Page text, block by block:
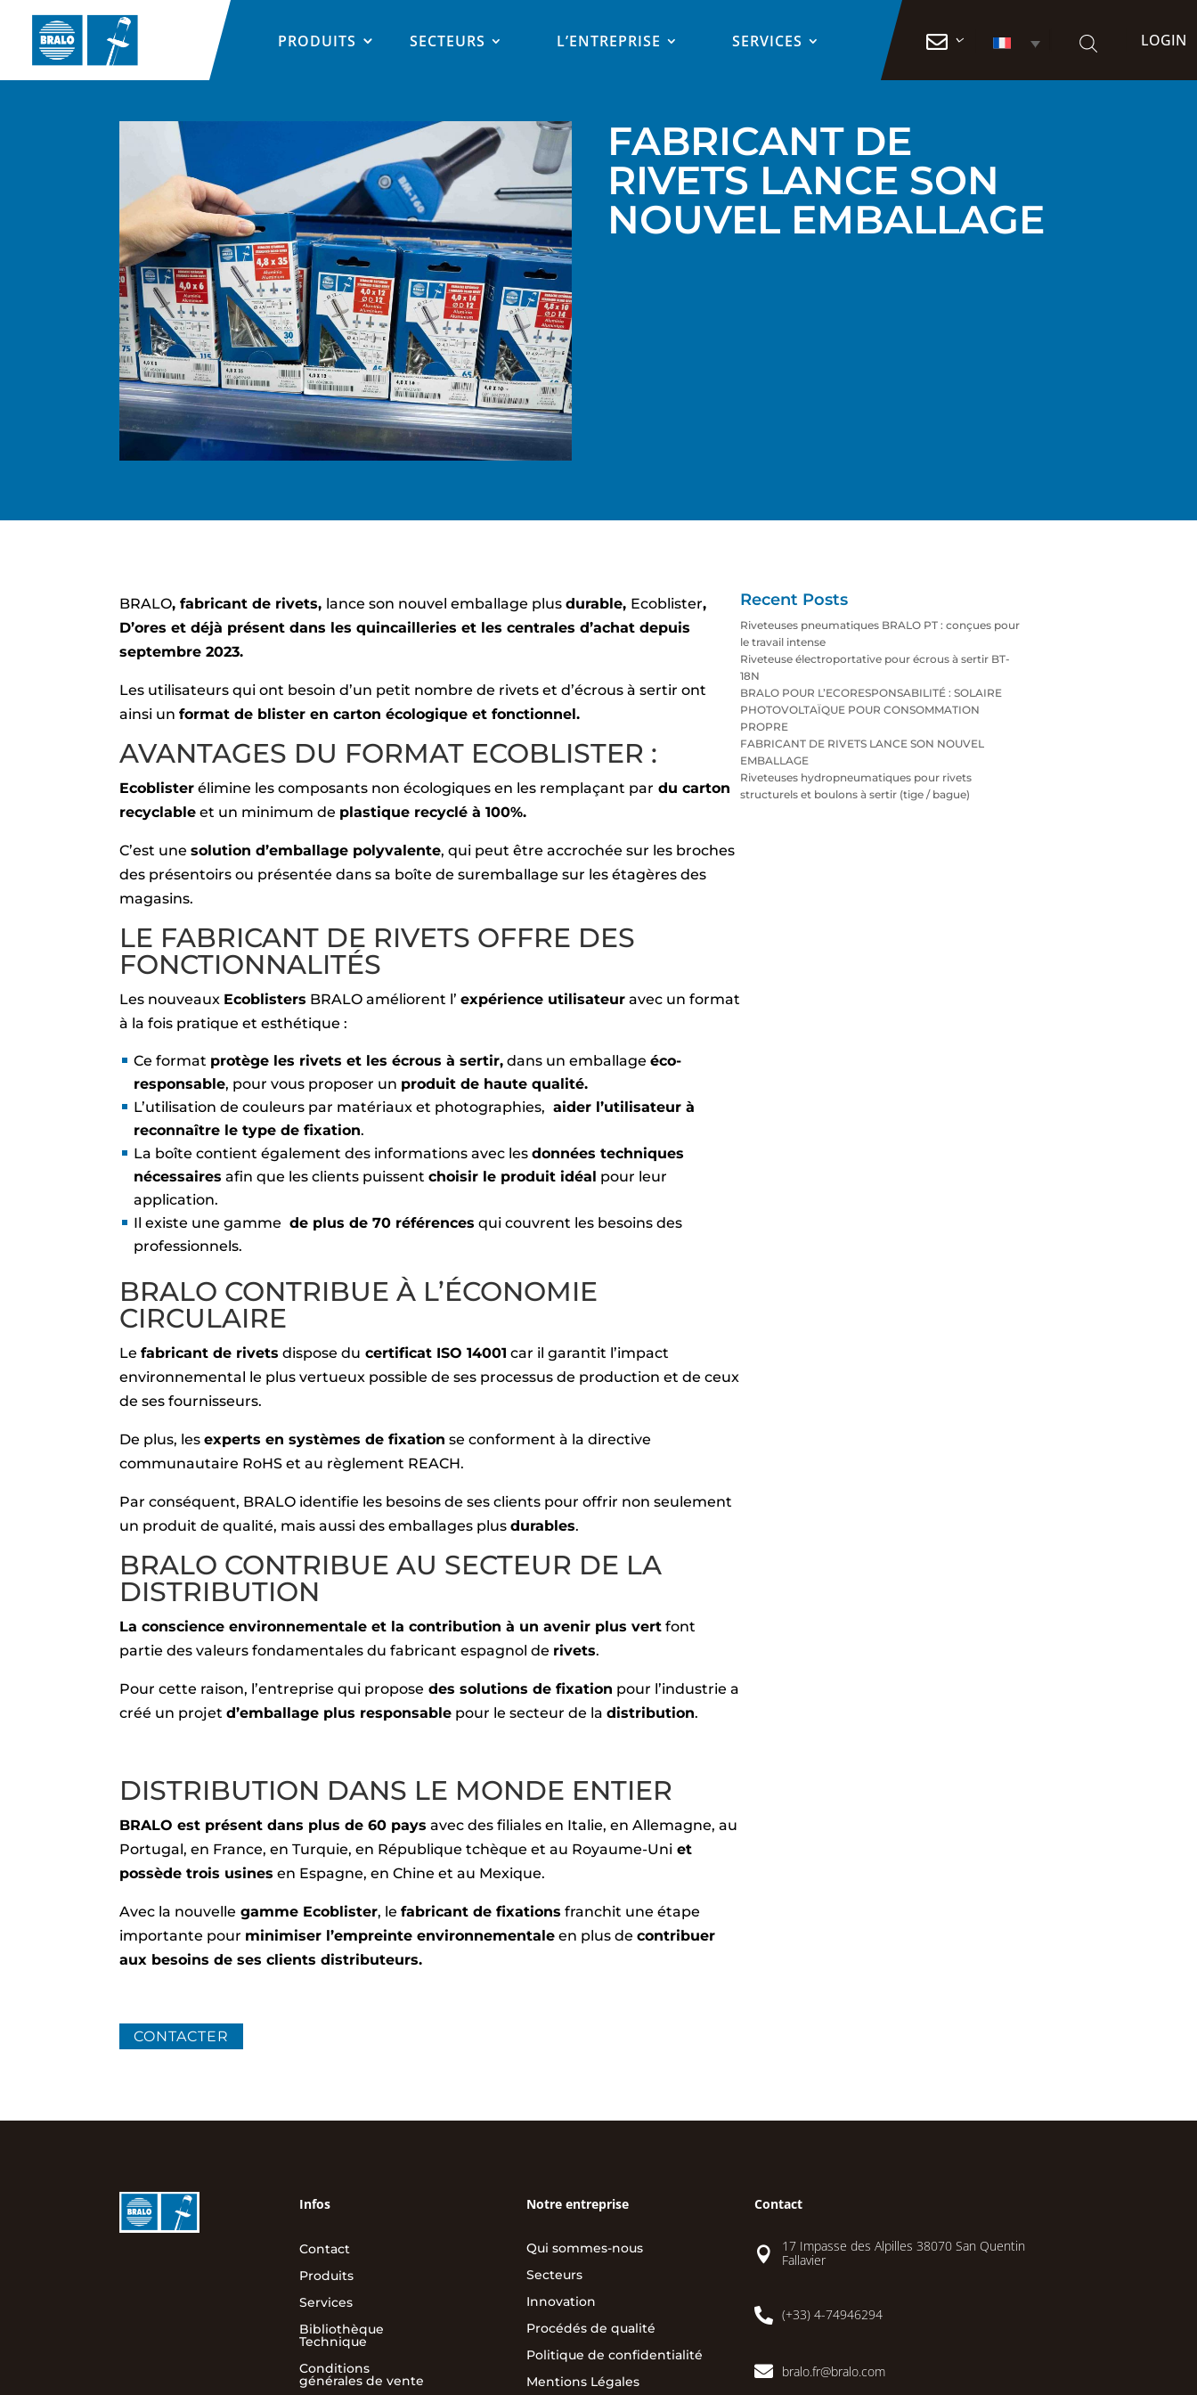
PRODUITS SECTEURS L’ENTREPRISE SERVICES  LOGIN
FABRICANT DE
RIVETS LANCE SON
NOUVEL EMBALLAGE
BRALO, fabricant de rivets, lance son nouvel emballage plusdurable, Ecoblister,
D’ores et déjà présent dans les quincailleries et les centrales d’achat depuis
septembre 2023.
Les utilisateurs qui ont besoin d’un petit nombre de rivets et d’écrous à sertir ont
ainsi unformat de blister en carton écologique et fonctionnel.
AVANTAGES DU FORMAT ECOBLISTER :
Ecoblister élimine les composants non écologiques en les remplaçant par du carton
recyclable et un minimum de plastique recyclé à 100%.
C’est unesolution d’emballage polyvalente, qui peut être accrochée sur les broches
des présentoirs ou présentée dans sa boîte de suremballage sur les étagères des
magasins.
LE FABRICANT DE RIVETS OFFRE DES
FONCTIONNALITÉS
Les nouveaux Ecoblisters BRALO améliorent l’expérience utilisateur avec un format
à la fois pratique et esthétique :
Ce format protège les rivets et les écrous à sertir, dans un emballageéco-
responsable, pour vous proposer un produit de haute qualité.
L’utilisation de couleurs par matériaux et photographies, aider l’utilisateur à
reconnaître le type de fixation.
La boîte contient également des informations avec lesdonnées techniques
nécessaires afin que les clients puissentchoisir le produit idéal pour leur
application.
Il existe une gamme de plus de 70 références qui couvrent les besoins des
professionnels.
BRALO CONTRIBUE À L’ÉCONOMIE
CIRCULAIRE
Lefabricant de rivets dispose du certificat ISO 14001 car il garantit l’impact
environnemental le plus vertueux possible de ses processus de production et de ceux
de ses fournisseurs.
De plus, lesexperts en systèmes de fixation se conforment à la directive
communautaire RoHS et au règlement REACH.
Par conséquent, BRALO identifie les besoins de ses clients pour offrir non seulement
un produit de qualité, mais aussi des emballages plusdurables.
BRALO CONTRIBUE AU SECTEUR DE LA
DISTRIBUTION
La conscience environnementale et la contribution à un avenir plus vert font
partie des valeurs fondamentales du fabricant espagnol de rivets.
Pour cette raison, l’entreprise qui propose des solutions de fixation pour l’industrie a
créé un projetd’emballage plus responsable pour le secteur de ladistribution.
DISTRIBUTION DANS LE MONDE ENTIER
BRALO est présent dans plus de 60 pays avec des filiales en Italie, en Allemagne, au
Portugal, en France, en Turquie, en République tchèque et au Royaume-Uni et
possède trois usines en Espagne, en Chine et au Mexique.
Avec la nouvelle gamme Ecoblister, lefabricant de fixations franchit une étape
importante pour minimiser l’empreinte environnementale en plus decontribuer
aux besoins de ses clients distributeurs.
CONTACTER
Recent Posts
Riveteuses pneumatiques BRALO PT : conçues pour
le travail intense
Riveteuse électroportative pour écrous à sertir BT-
18N
BRALO POUR L’ECORESPONSABILITÉ : SOLAIRE
PHOTOVOLTAÏQUE POUR CONSOMMATION
PROPRE
FABRICANT DE RIVETS LANCE SON NOUVEL
EMBALLAGE
Riveteuses hydropneumatiques pour rivets
structurels et boulons à sertir (tige / bague)
Infos
Contact
Produits
Services
Bibliothèque
Technique
Conditions
générales de vente
Notre entreprise
Qui sommes-nous
Secteurs
Innovation
Procédés de qualité
Politique de confidentialité
Mentions Légales
Contact

17 Impasse des Alpilles 38070 San Quentin
Fallavier
 (+33) 4-74946294
 bralo.fr@bralo.com